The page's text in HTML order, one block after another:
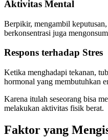
Aktivitas Mental
Berpikir, mengambil
berkonsentrasi juga
Respons terhadap Stres
Ketika menghadapi tekanan,
hormonal yang membutuhkan
Karena itulah seseorang bisa
melakukan aktivitas fisik berat.
Faktor yang